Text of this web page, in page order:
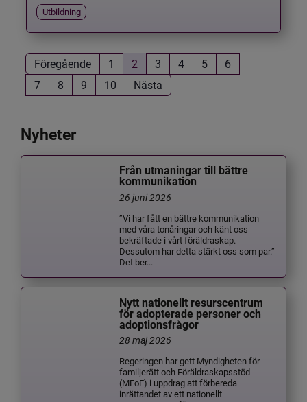
Utbildning
Föregående 1 2 3 4 5
6
7
8 9 10 Nästa
Nyheter
Från utmaningar till bättre
kommunikation
26 juni 2026
”Vi har fått en bättre kommunikation
med våra tonåringar och känt oss
bekräftade i vårt föräldraskap.
Dessutom har detta stärkt oss som par.”
Det ber...
Nytt nationellt resurscentrum
för adopterade personer och
adoptionsfrågor
28 maj 2026
Regeringen har gett Myndigheten för
familjerätt och Föräldraskapsstöd
(MFoF) i uppdrag att förbereda
inrättandet av ett nationellt